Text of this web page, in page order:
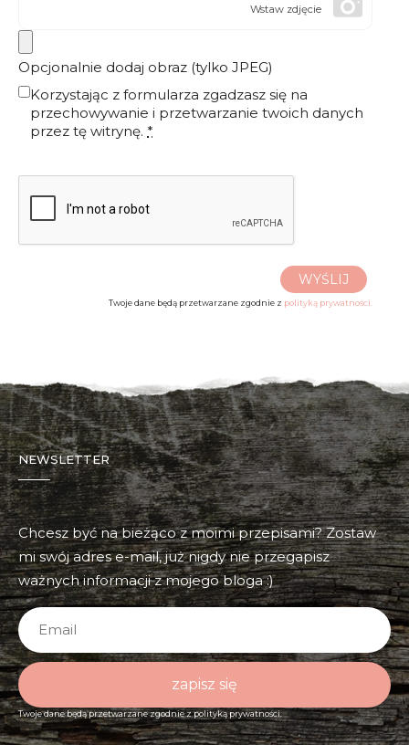
Wstaw zdjęcie
Opcjonalnie dodaj obraz (tylko JPEG)
Korzystając z formularza zgadzasz się na
przechowywanie i przetwarzanie twoich danych
przez tę witrynę. *
WYŚLIJ
Twoje dane będą przetwarzane zgodnie z polityką prywatności.
NEWSLETTER
Chcesz być na bieżąco z moimi przepisami? Zostaw
mi swój adres e-mail, już nigdy nie przegapisz
ważnych informacji z mojego bloga :)
zapisz się
Twoje dane będą przetwarzane zgodnie zpolityką prywatności.